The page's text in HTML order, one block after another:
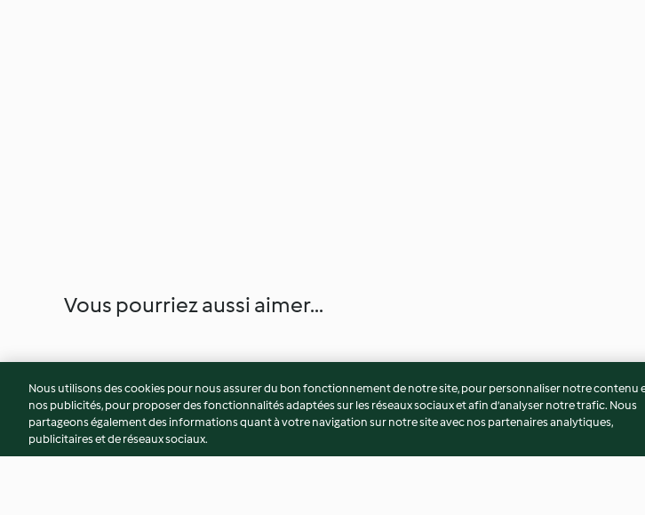
Vous pourriez aussi aimer...
Nous utilisons des cookies pour nous assurer du bon fonctionnement de notre site, pour personnaliser notre contenu
nos publicités, pour proposer des fonctionnalités adaptées sur les réseaux sociaux et afin d’analyser notre trafic. Nous
partageons également des informations quant à votre navigation sur notre site avec nos partenaires analytiques,
publicitaires et de réseaux sociaux.